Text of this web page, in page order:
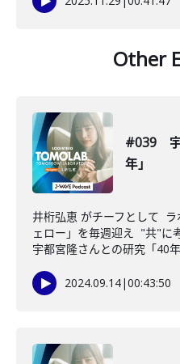
Other
#039 宇
年」
井桁弘恵 がチーフとして
ェロー」を毎週迎え "共"に
宇都宮隆さんとの研究「40
2024.09.14|00:43:50